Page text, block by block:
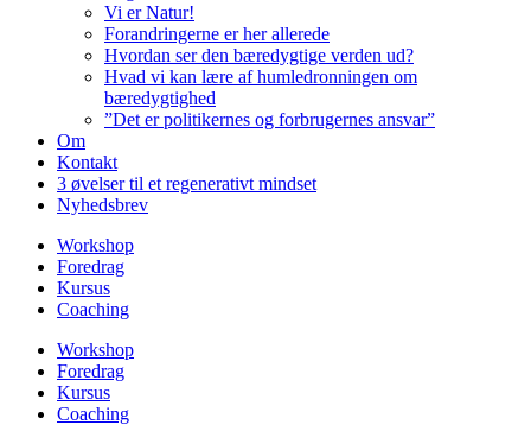
Vi er Natur!
Forandringerne er her allerede
Hvordan ser den bæredygtige verden ud?
Hvad vi kan lære af humledronningen om
bæredygtighed
”Det er politikernes og forbrugernes ansvar”
Om
Kontakt
3 øvelser til et regenerativt mindset
Nyhedsbrev
Workshop
Foredrag
Kursus
Coaching
Workshop
Foredrag
Kursus
Coaching